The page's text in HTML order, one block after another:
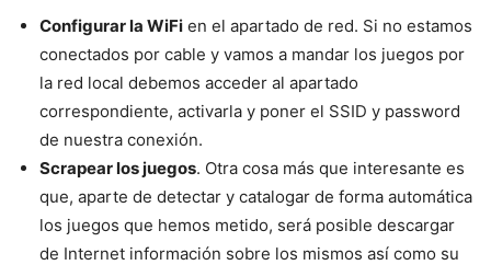
Configurar la WiFi en el apartado de red. Si no estamos
conectados por cable y vamos a mandar los juegos por
la red local debemos acceder al apartado
correspondiente, activarla y poner el SSID y password
de nuestra conexión.
Scrapear los juegos. Otra cosa más que interesante es
que, aparte de detectar y catalogar de forma automática
los juegos que hemos metido, será posible descargar
de Internet información sobre los mismos así como su